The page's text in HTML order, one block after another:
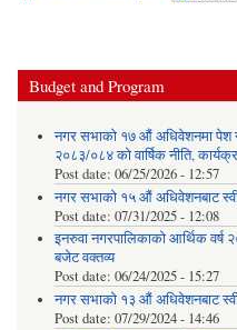
Budget and Program
नगर सभाको १७ औं अधिवेशनमा पेश
२०८३/०८४ को वार्षिक नीति,
Post date: 06/25/2026 - 12:57
नगर सभाको १५ औं अधिवेशनबाट
Post date: 07/31/2025 - 12:08
इनरुवा नगरपालिकाको आर्थिक वर्ष
बजेट वक्तव्य
Post date: 06/24/2025 - 15:27
नगर सभाको १३ औं अधिवेशनबाट
Post date: 07/29/2024 - 14:46